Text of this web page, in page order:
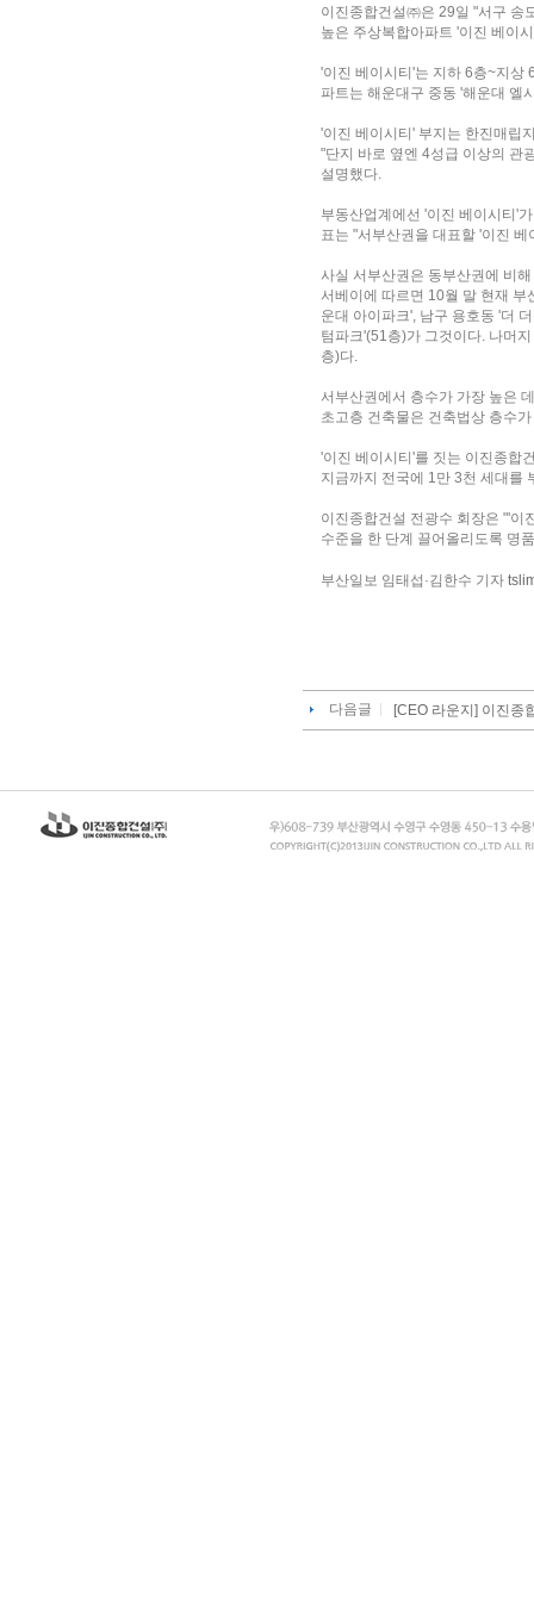
이진종합건설㈜은 29일 "서구 송
높은 주상복합아파트 '이진 베이
'이진 베이시티'는 지하 6층~지상
파트는 해운대구 중동 '해운대 엘
'이진 베이시티' 부지는 한진매립
"단지 바로 옆엔 4성급 이상의 관
설명했다.
부동산업계에선 '이진 베이시티'
표는 "서부산권을 대표할 '이진
사실 서부산권은 동부산권에 비
서베이에 따르면 10월 말 현재
운대 아이파크', 남구 용호동 '더
텀파크'(51층)가 그것이다. 나머
층)다.
서부산권에서 층수가 가장 높은
초고층 건축물은 건축법상 층수
'이진 베이시티'를 짓는 이진종합
지금까지 전국에 1만 3천 세대를
이진종합건설 전광수 회장은 "'이
수준을 한 단계 끌어올리도록 명
부산일보 임태섭·김한수 기자
다음글 [CEO 라운지] 이진종